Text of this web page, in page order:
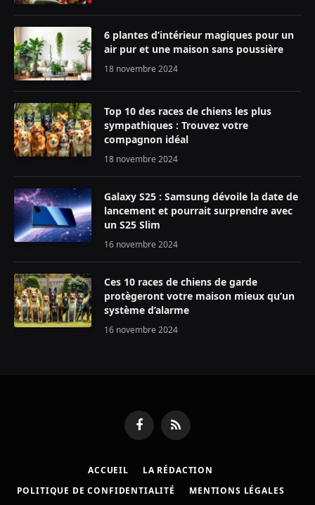
6 plantes d’intérieur magiques pour un
air pur et une maison sans poussière
18 novembre 2024
Top 10 des races de chiens les plus
sympathiques : Trouvez votre
compagnon idéal
18 novembre 2024
Galaxy S25 : Samsung dévoile la date de
lancement et pourrait surprendre avec
un S25 Slim
16 novembre 2024
Ces 10 races de chiens de garde
protègeront votre maison mieux qu’un
système d’alarme
16 novembre 2024
FacebookRSS
ACCUEIL
LA RÉDACTION
POLITIQUE DE CONFIDENTIALITÉ
MENTIONS LÉGALES